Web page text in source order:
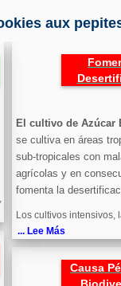
aux
El cultivo de Azúcar
se cultiva en áreas
sub-tropicales con
agrícolas y en
fomenta la
Los cultivos intensivos,
... Lee Más
Causa